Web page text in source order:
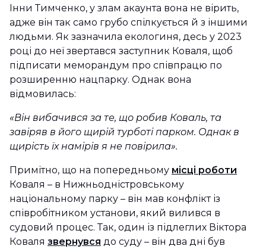
Інни Тимченко, у злам акаунта вона не вірить,
адже він так само грубо спілкується й з іншими
людьми. Як зазначила екологиня, десь у 2023
році до неї звертався заступник Коваля, щоб
підписати меморандум про співпрацю по
розширенню нацпарку. Однак вона
відмовилась:
«Він вибачився за те, що робив Коваль, та
завіряв в його щирій турботі парком. Однак в
щирість їх намірів я не повірила».
Примітно, що на попередньому місці роботи
Коваля – в Нижньодністровському
національному парку – він мав конфлікт із
співробітником установи, який вилився в
судовий процес. Так, один із підлеглих Віктора
Коваля звернувся до суду – він два дні був